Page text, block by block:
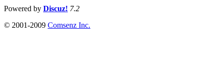
Powered by Discuz! 7.2
© 2001-2009 Comsenz Inc.